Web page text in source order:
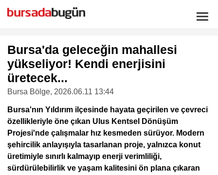
Bursa'da geleceğin mahallesi
yükseliyor! Kendi enerjisini
üretecek...
Bursa Bölge, 2026.06.11 13:44
Bursa'nın Yıldırım ilçesinde hayata geçirilen ve çevreci
özellikleriyle öne çıkan Ulus Kentsel Dönüşüm
Projesi'nde çalışmalar hız kesmeden sürüyor. Modern
şehircilik anlayışıyla tasarlanan proje, yalnızca konut
üretimiyle sınırlı kalmayıp enerji verimliliği,
sürdürülebilirlik ve yaşam kalitesini ön plana çıkaran